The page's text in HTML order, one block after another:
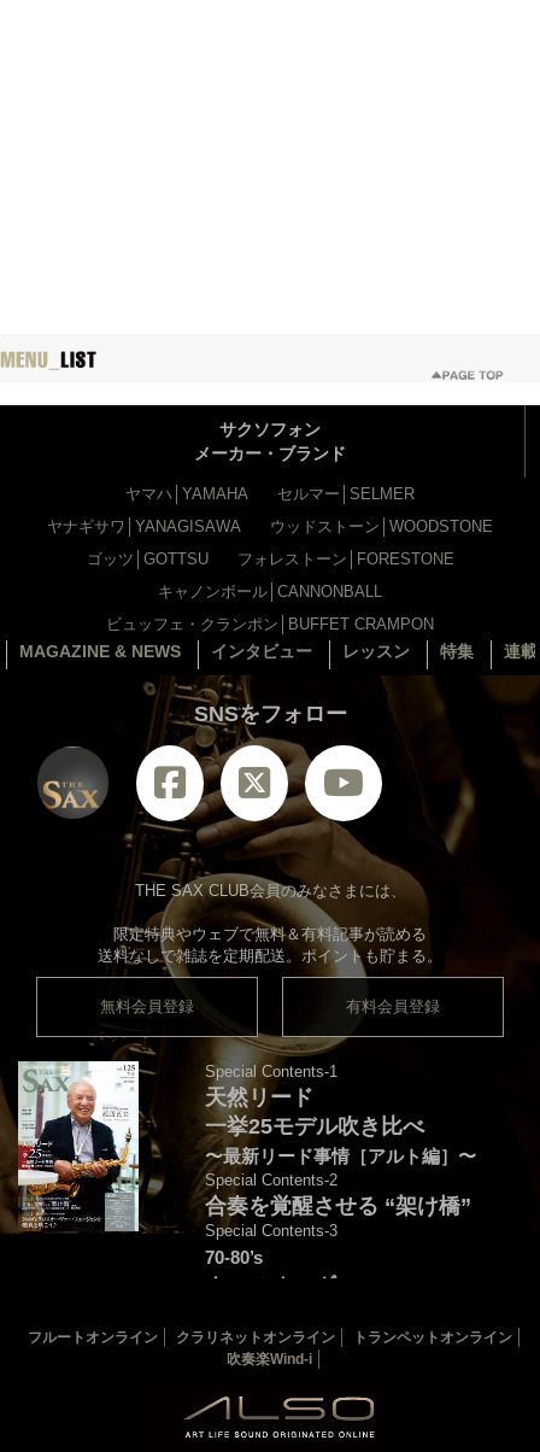
サクソフォン
メーカー・ブランド
ヤマハ│YAMAHA
セルマー│SELMER
ヤナギサワ│YANAGISAWA
ウッドストーン│WOODSTONE
ゴッツ│GOTTSU
フォレストーン│FORESTONE
キャノンボール│CANNONBALL
ビュッフェ・クランポン│BUFFET CRAMPON
MAGAZINE & NEWS インタビュー レッスン 特集 連
SNSをフォロー
THE SAX CLUB会員のみなさまには、
限定特典やウェブで無料＆有料記事が読める
送料なしで雑誌を定期配送。ポイントも貯まる。
無料会員登録 有料会員登録
Special Contents-1
天然リード
一挙25モデル吹き比べ
〜最新リード事情［アルト編］〜
Special Contents-2
合奏を覚醒させる “架け橋”
Special Contents-3
70-80’s
クロスオーヴァー・
音源連動：演奏＆解説by後藤天太
カバー：渡辺貞夫
THE SAX バックナンバー
フルートオンライン クラリネットオンライン
トランペットオンライン
吹奏楽Wind-i